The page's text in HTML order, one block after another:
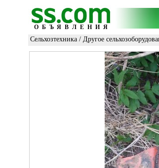
ОБЪЯВЛЕНИЯ
Сельхозтехника / Другое